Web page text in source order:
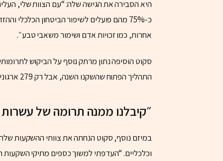
כ-75% מהם פועלים לשיפור הביטחון
אחרות, כמו זכויות אדם ושימור משאבי טבע״.
התהליך הפתוח שהשקנו השנה, אבל רק 279 ארגונים קיבלו מענקים של 2 מיליון דולר, ו-82 קיבלו מיליון דולר.”
״קיבלנו ממנה תרומה של עשרות
במיזם נוסף, סקוט הנחתה את צוותי ההשקעות
וכלכליים. “העדפתי למשוך כספים מתיקי